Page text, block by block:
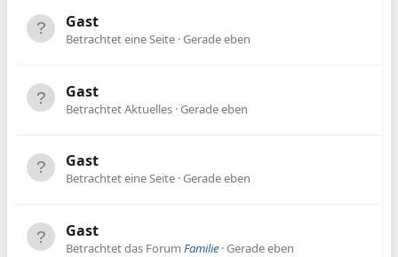
Gast
Betrachtet eine Seite Gerade eben
Gast
Betrachtet Aktuelles Gerade eben
Gast
Betrachtet eine Seite Gerade eben
Gast
Betrachtet das Forum Familie Gerade eben